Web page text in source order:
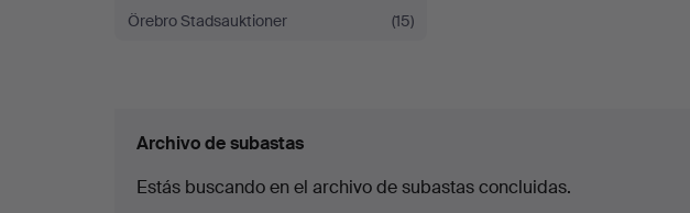
Örebro Stadsauktioner
(15)
Archivo de subastas
Estás buscando en el archivo de subastas concluidas.